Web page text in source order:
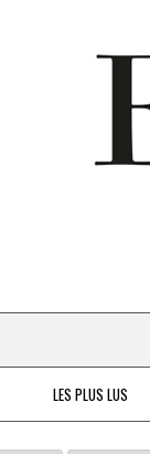
LES PLUS LUS